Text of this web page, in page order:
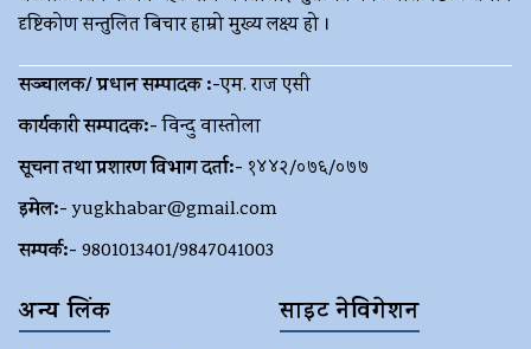
दृष्टिकोण सन्तुलित बिचार हाम्रो मुख्य लक्ष्य हो ।
सञ्चालक/ प्रधान सम्पादक :-एम. राज एसी
कार्यकारी सम्पादक:-विन्दु वास्तोला
सूचना तथा प्रशारण विभाग दर्ता:- १४४२/०७६/०७७
इमेल:- yugkhabar@gmail.com
सम्पर्क:- 9801013401/9847041003
अन्य लिंक साइट नेविगेशन